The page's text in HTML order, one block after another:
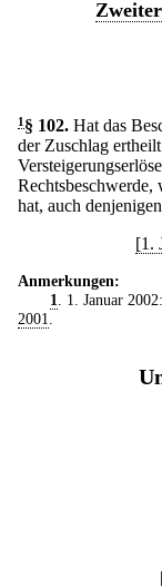
1 § 102. Hat das
der Zuschlag
Rechtsbeschwerde,
hat, auch
[1.
Anmerkungen:
1
. 1. Januar
2001